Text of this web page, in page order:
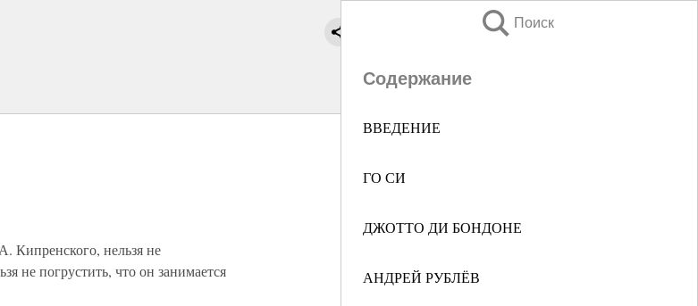
Поиск
Содержание
ВВЕДЕНИЕ
ГО СИ
ДЖОТТО ДИ БОНДОНЕ
АНДРЕЙ РУБЛЁВ
Кипренского, нельзя не
не погрустить, что он занимается